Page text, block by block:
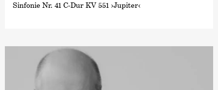
Sinfonie Nr. 41 C-Dur KV 551 ›Jupiter‹